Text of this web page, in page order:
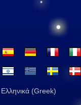
Ελληνικά (Greek)